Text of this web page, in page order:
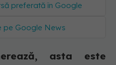
preferată în Google
pe Google News
asta este